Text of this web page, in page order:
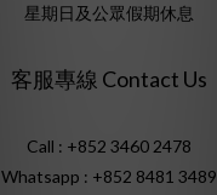
星期日及公眾假期休息
客服專線 Contact Us
Call : +852 3460 2478
Whatsapp : +852 8481 3489